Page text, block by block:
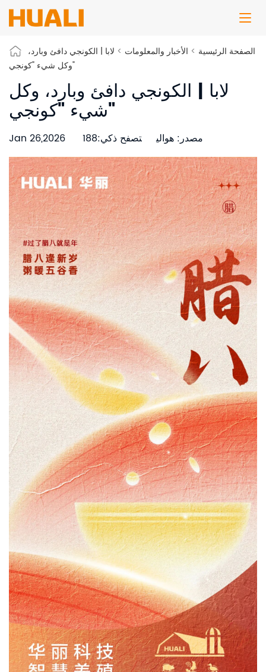
الصفحة الرئيسية > الأخبار والمعلومات > لابا | الكونجي دافئ وبارد،
وكل شيء "كونجي"
لابا | الكونجي دافئ وبارد، وكل
شيء "كونجي"
Jan 26,2026 مصدر: هوالي تصفح ذكي:188